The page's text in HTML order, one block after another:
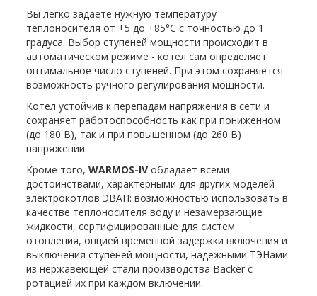
Вы легко задаёте нужную температуру
теплоносителя от +5 до +85°C с точностью до 1
градуса. Выбор ступеней мощности происходит в
автоматическом режиме - котел сам определяет
оптимальное число ступеней. При этом сохраняется
возможность ручного регулирования мощности.
Котел устойчив к перепадам напряжения в сети и
сохраняет работоспособность как при пониженном
(до 180 В), так и при повышенном (до 260 В)
напряжении.
Кроме того, WARMOS-IV обладает всеми
достоинствами, характерными для других моделей
электрокотлов ЭВАН: возможностью использовать в
качестве теплоносителя воду и незамерзающие
жидкости, сертифицированные для систем
отопления, опцией временной задержки включения и
выключения ступеней мощности, надежными ТЭНами
из нержавеющей стали производства Backer с
ротацией их при каждом включении.